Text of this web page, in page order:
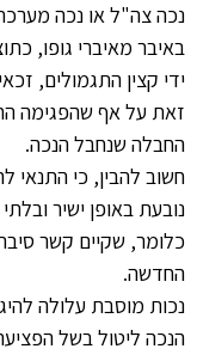
נכה צה"ל או נכה
באיבר מאיברי גופו,
ידי קצין התגמולים,
זאת על אף שהפגימה
החבלה שנחבל הנכה.
חשוב להבין, כי
נובעת באופן ישיר
כלומר, שקיים קשר
החדשה.
נכות מוסבת עלולה
הנכה ליטול בשל